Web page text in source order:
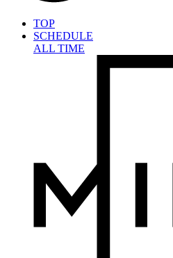
TOP
SCHEDULE
ALL TIME